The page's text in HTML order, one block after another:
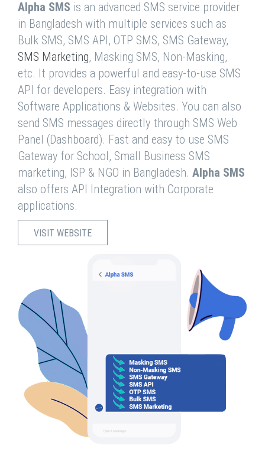
Alpha SMS is an advanced SMS service provider
in Bangladesh with multiple services such as
Bulk SMS, SMS API, OTP SMS, SMS Gateway,
SMS Marketing, Masking SMS, Non-Masking,
etc. It provides a powerful and easy-to-use SMS
API for developers. Easy integration with
Software Applications & Websites. You can also
send SMS messages directly through SMS Web
Panel (Dashboard). Fast and easy to use SMS
Gateway for School, Small Business SMS
marketing, ISP & NGO in Bangladesh. Alpha SMS
also offers API Integration with Corporate
applications.
VISIT WEBSITE